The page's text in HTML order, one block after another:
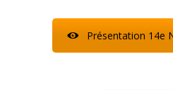
Présentation 14e